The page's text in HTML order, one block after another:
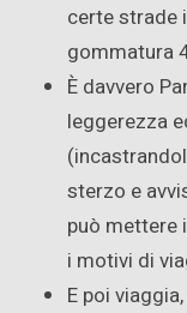
certe strade
gommatura
È davvero
leggerezza
sterzo e
può mettere
i motivi di
E poi